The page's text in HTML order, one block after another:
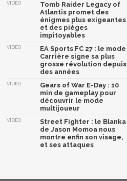
VIDÉO
Tomb Raider Legacy of
Atlantis promet des
énigmes plus exigeantes
et des pièges
impitoyables
VIDÉO
EA Sports FC 27 : le mode
Carrière signe sa plus
grosse révolution depuis
des années
VIDÉO
Gears of War E-Day : 10
min de gameplay pour
découvrir le mode
multijoueur
VIDÉO
Street Fighter : le Blanka
de Jason Momoa nous
montre enfin son visage,
et ses attaques